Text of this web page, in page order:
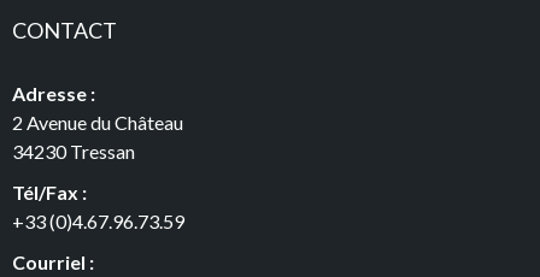
CONTACT
Adresse :
2 Avenue du Château
34230 Tressan
Tél/Fax :
+33 (0)4.67.96.73.59
Courriel :